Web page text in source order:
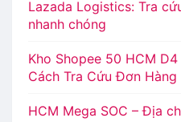
Lazada Logistics: Tra
nhanh chóng
Kho Shopee 50 HCM
Cách Tra Cứu Đơn Hàng
HCM Mega SOC – Địa